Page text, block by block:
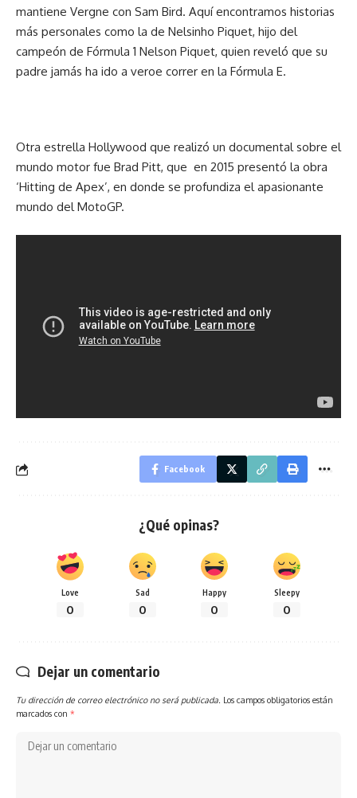
mantiene Vergne con Sam Bird. Aquí encontramos historias
más personales como la de Nelsinho Piquet, hijo del
campeón de Fórmula 1 Nelson Piquet, quien reveló que su
padre jamás ha ido a veroe correr en la Fórmula E.
Otra estrella Hollywood que realizó un documental sobre el
mundo motor fue Brad Pitt, que en 2015 presentó la obra
‘Hitting de Apex’, en donde se profundiza el apasionante
mundo del MotoGP.
Facebook
¿Qué opinas?
Love
0
Sad
0
Happy
0
Sleepy
0
Dejar un comentario
Tu dirección de correo electrónico no será publicada. Los campos obligatorios están
marcados con *